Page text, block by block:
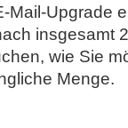
Mail-Upgrade
insgesamt
wie Sie
Menge.